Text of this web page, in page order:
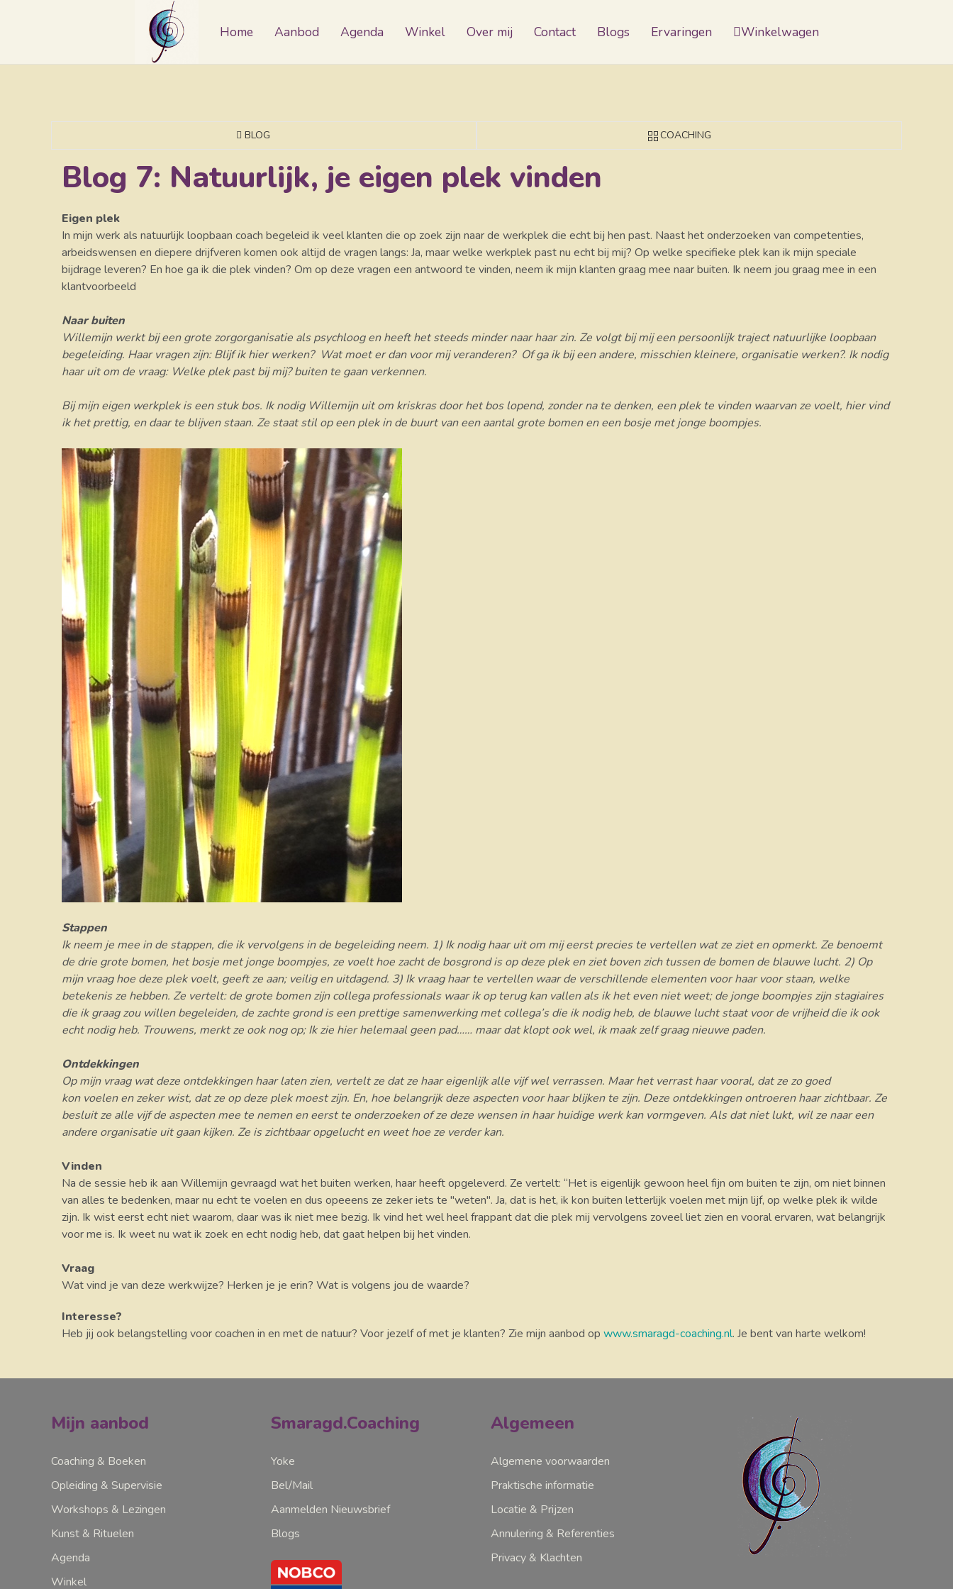
Home Aanbod Agenda Winkel Over mij Contact Blogs Ervaringen Winkelwagen
BLOG COACHING
Blog 7: Natuurlijk, je eigen plek vinden
Eigen plek
In mijn werk als natuurlijk loopbaan coach begeleid ik veel klanten die op zoek zijn naar de werkplek die echt bij hen past. Naast het onderzoeken van competenties,
arbeidswensen en diepere drijfveren komen ook altijd de vragen langs: Ja, maar welke werkplek past nu echt bij mij? Op welke specifieke plek kan ik mijn speciale
bijdrage leveren? En hoe ga ik die plek vinden? Om op deze vragen een antwoord te vinden, neem ik mijn klanten graag mee naar buiten. Ik neem jou graag mee in een
klantvoorbeeld
Naar buiten
​Willemijn werkt bij een grote zorgorganisatie als psychloog en heeft het steeds minder naar haar zin. Ze volgt bij mij een persoonlijk traject natuurlijke loopbaan
begeleiding. Haar vragen zijn: Blijf ik hier werken? Wat moet er dan voor mij veranderen? Of ga ik bij een andere, misschien kleinere, organisatie werken?. Ik nodig
haar uit om de vraag: Welke plek past bij mij? buiten te gaan verkennen.
Bij mijn eigen werkplek is een stuk bos. Ik nodig Willemijn uit om kriskras door het bos lopend, zonder na te denken, een plek te vinden waarvan ze voelt, hier vind
ik het prettig, en daar te blijven staan. Ze staat stil op een plek in de buurt van een aantal grote bomen en een bosje met jonge boompjes.
Stappen
Ik neem je mee in de stappen, die ik vervolgens in de begeleiding neem. 1) Ik nodig haar uit om mij eerst precies te vertellen wat ze ziet en opmerkt. Ze benoemt
de drie grote bomen, het bosje met jonge boompjes, ze voelt hoe zacht de bosgrond is op deze plek en ziet boven zich tussen de bomen de blauwe lucht. 2) Op
mijn vraag hoe deze plek voelt, geeft ze aan; veilig en uitdagend. 3) Ik vraag haar te vertellen waar de verschillende elementen voor haar voor staan, welke
betekenis ze hebben. Ze vertelt: de grote bomen zijn collega professionals waar ik op terug kan vallen als ik het even niet weet; de jonge boompjes zijn stagiaires
die ik graag zou willen begeleiden, de zachte grond is een prettige samenwerking met collega’s die ik nodig heb, de blauwe lucht staat voor de vrijheid die ik ook
echt nodig heb. Trouwens, merkt ze ook nog op; Ik zie hier helemaal geen pad…… maar dat klopt ook wel, ik maak zelf graag nieuwe paden.
Ontdekkingen
Op mijn vraag wat deze ontdekkingen haar laten zien, vertelt ze dat ze haar eigenlijk alle vijf wel verrassen. Maar het verrast haar vooral, dat ze zo goed
kon voelen en zeker wist, dat ze op deze plek moest zijn. En, hoe belangrijk deze aspecten voor haar blijken te zijn. Deze ontdekkingen ontroeren haar zichtbaar. Ze
besluit ze alle vijf de aspecten mee te nemen en eerst te onderzoeken of ze deze wensen in haar huidige werk kan vormgeven. Als dat niet lukt, wil ze naar een
andere organisatie uit gaan kijken. Ze is zichtbaar opgelucht en weet hoe ze verder kan.
​Vinden
Na de sessie heb ik aan Willemijn gevraagd wat het buiten werken, haar heeft opgeleverd. Ze vertelt: “Het is eigenlijk gewoon heel fijn om buiten te zijn, om niet binnen
van alles te bedenken, maar nu echt te voelen en dus opeeens ze zeker iets te "weten". Ja, dat is het, ik kon buiten letterlijk voelen met mijn lijf, op welke plek ik wilde
zijn. Ik wist eerst echt niet waarom, daar was ik niet mee bezig. Ik vind het wel heel frappant dat die plek mij vervolgens zoveel liet zien en vooral ervaren, wat belangrijk
voor me is. Ik weet nu wat ik zoek en echt nodig heb, dat gaat helpen bij het vinden.
Vraag
Wat vind je van deze werkwijze? Herken je je erin? Wat is volgens jou de waarde?
Interesse?
Heb jij ook belangstelling voor coachen in en met de natuur? Voor jezelf of met je klanten? Zie mijn aanbod op www.smaragd-coaching.nl. Je bent van harte welkom!
Mijn aanbod
Coaching & Boeken
Opleiding & Supervisie
Workshops & Lezingen
Kunst & Rituelen
Agenda
Winkel
Smaragd.Coaching
Yoke
Bel/Mail
Aanmelden Nieuwsbrief
Blogs
Algemeen
Algemene voorwaarden
Praktische informatie
Locatie & Prijzen
Annulering & Referenties
Privacy & Klachten